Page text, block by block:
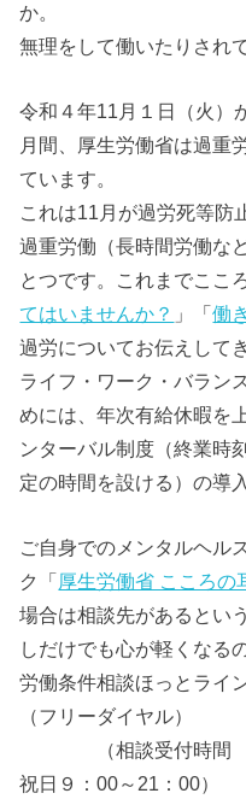
か。
無理をして働いたりされ
令和４年11月１日（火）
月間、厚生労働省は過重
ています。
これは11月が過労死等防
過重労働（長時間労働な
とつです。これまでここ
てはいませんか？ 」「働
過労についてお伝えして
ライフ・ワーク・バラン
めには、年次有給休暇を
ンターバル制度（終業時
定の時間を設ける）の導
ご自身でのメンタルヘル
ク「 厚生労働省 こころの
場合は相談先があるとい
しだけでも心が軽くなる
労働条件相談ほっとラ
（フリーダイヤル）
（相談受付時間 月
祝日９：00～21：00）